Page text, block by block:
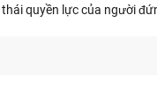
quyền lực của người